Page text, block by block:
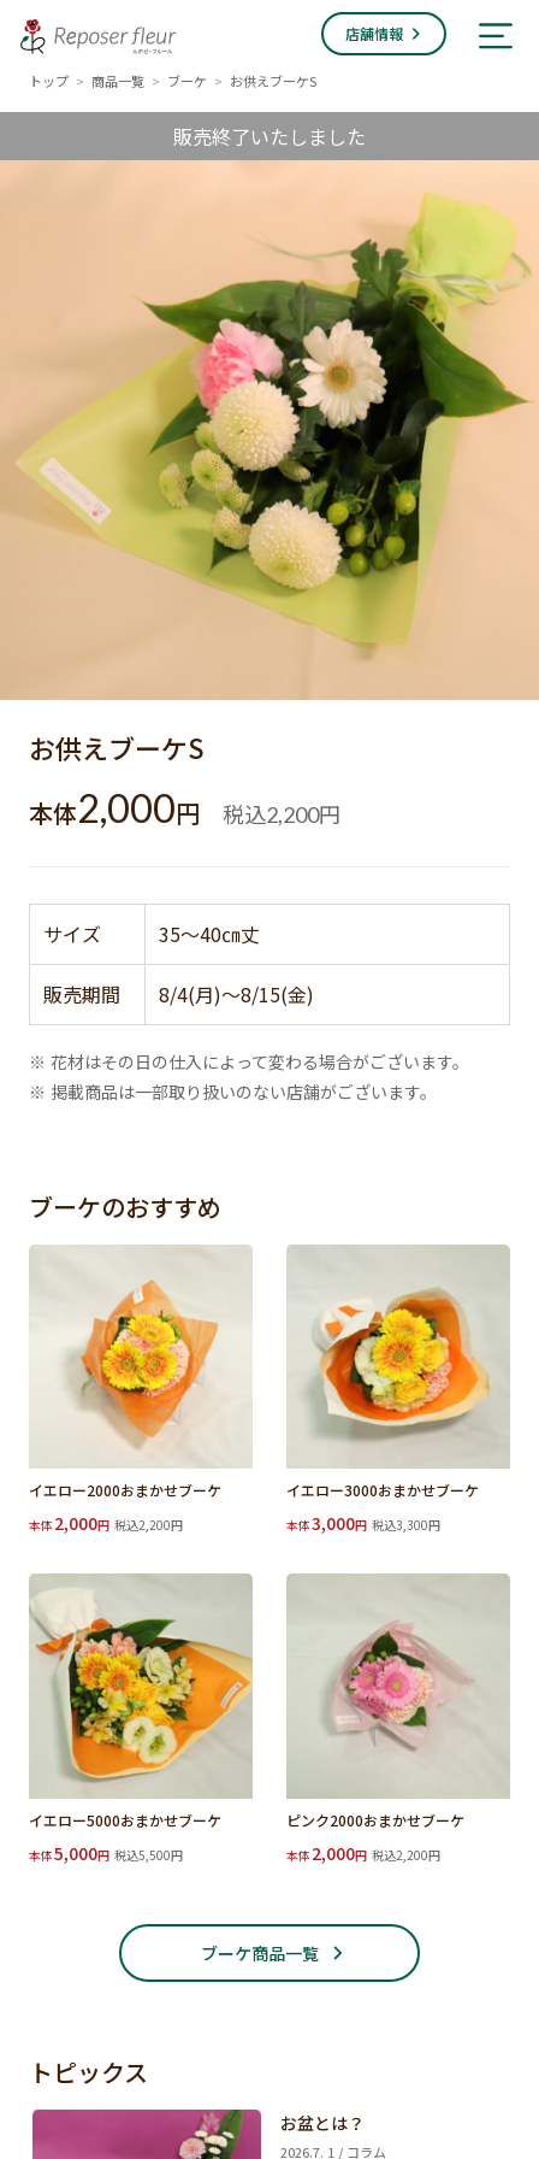
店舗情報
トップ > 商品一覧 > ブーケ > お供えブーケS
販売終了いたしました
お供えブーケS
本体2,000円 税込2,200円
サイズ 35～40㎝丈
販売期間 8/4(月)～8/15(金)
※ 花材はその日の仕入によって変わる場合がございます。
※ 掲載商品は一部取り扱いのない店舗がございます。
ブーケのおすすめ
イエロー2000おまかせブーケ
本体 2,000円 税込2,200円
イエロー3000おまかせブーケ
本体3,000円 税込3,300円
イエロー5000おまかせブーケ
本体5,000円 税込5,500円
ピンク2000おまかせブーケ
本体 2,000円 税込2,200円
ブーケ商品一覧
トピックス
お盆とは？
2026.7. 1 / コラム